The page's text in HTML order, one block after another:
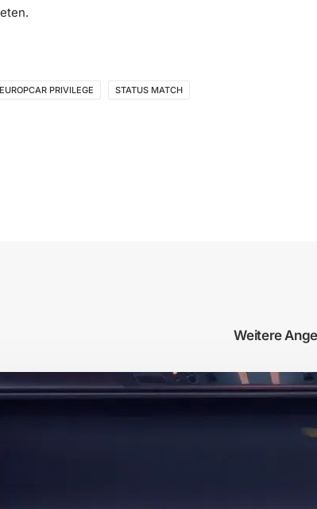
EUROPCAR PRIVILEGE STATUS MATCH
Weitere